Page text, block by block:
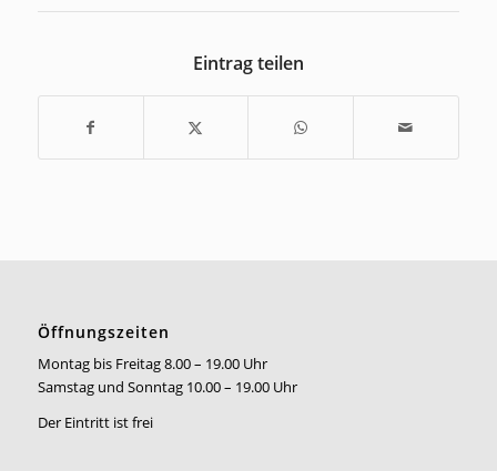
Eintrag teilen
Öffnungszeiten
Montag bis Freitag 8.00 – 19.00 Uhr
Samstag und Sonntag 10.00 – 19.00 Uhr
Der Eintritt ist frei